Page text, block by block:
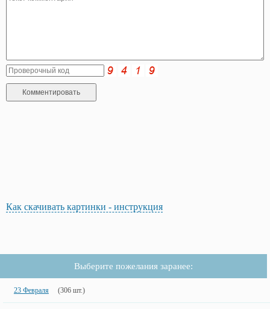
Как скачивать картинки - инструкция
Выберите пожелания заранее:
23 Февраля (306 шт.)